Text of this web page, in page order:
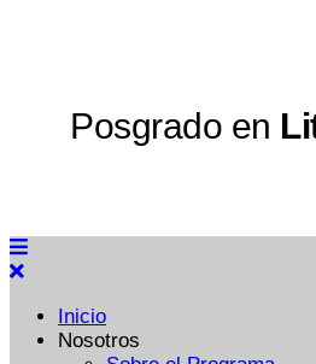
Posgrado en
Inicio
Nosotros